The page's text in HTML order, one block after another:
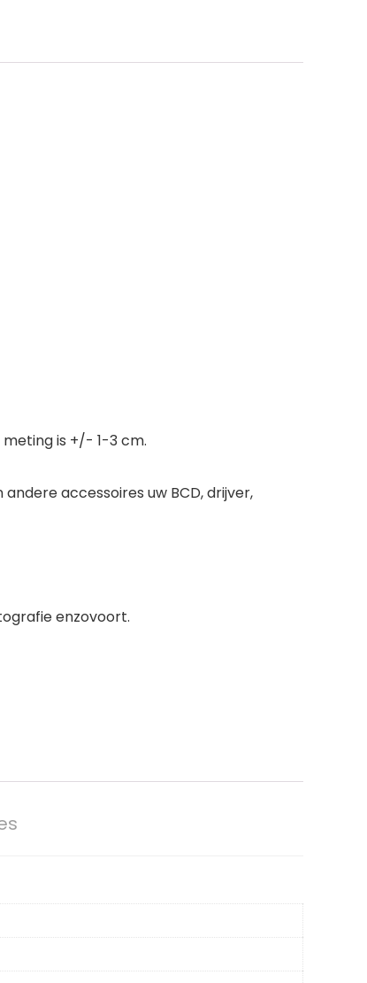
is +/- 1-3 cm.
accessoires uw BCD, drijver,
enzovoort.